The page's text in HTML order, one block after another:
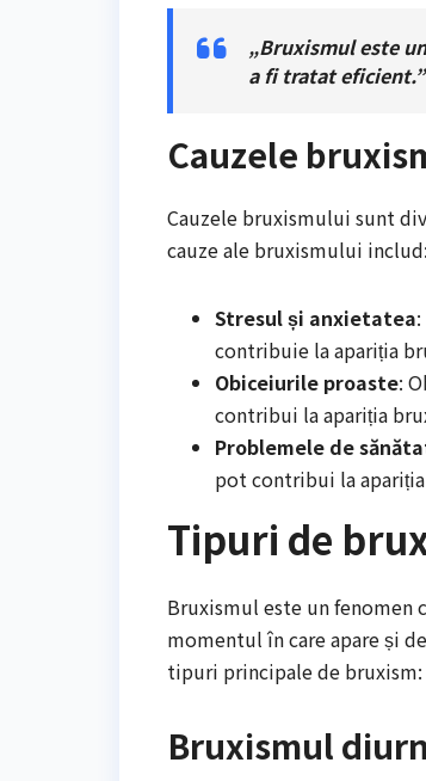
„Bruxismul este
a fi tratat
Cauzele
Cauzele bruxismului sunt
cauze ale bruxismului includ:
Stresul și anxietatea
contribuie la apariția
Obiceiurile proaste:
contribui la apariția
Problemele de
pot contribui la
Tipuri de
Bruxismul este un
momentul în care apare și
tipuri principale de
Bruxismul diurn